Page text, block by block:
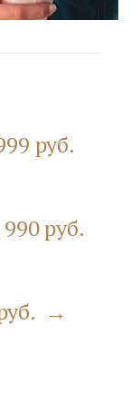
руб.
руб.
→